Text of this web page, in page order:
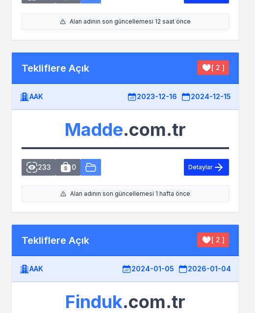
Alan adının son güncellemesi 12 saat önce
Tekliflere Açık [ 2 ]
AAK 2023-12-16 2024-12-15
Madde.com.tr
233 0 Detaylar
Alan adının son güncellemesi 1 hafta önce
Tekliflere Açık [ 2 ]
AAK 2024-01-05 2026-01-04
Finduk.com.tr